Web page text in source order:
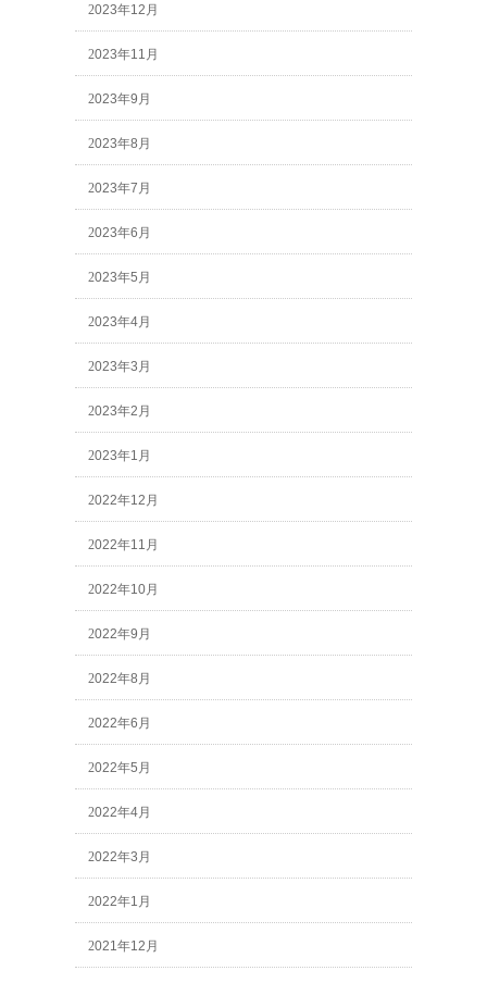
2023年12月
2023年11月
2023年9月
2023年8月
2023年7月
2023年6月
2023年5月
2023年4月
2023年3月
2023年2月
2023年1月
2022年12月
2022年11月
2022年10月
2022年9月
2022年8月
2022年6月
2022年5月
2022年4月
2022年3月
2022年1月
2021年12月